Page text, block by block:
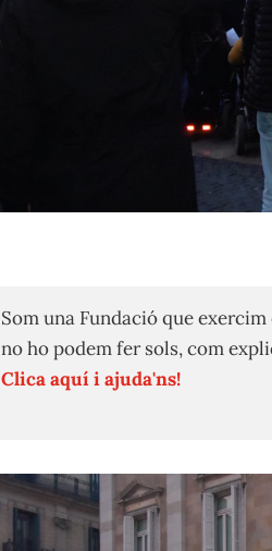
Som una Fundació que
no ho podem fer sols, com
Clica aquí i ajuda'ns!